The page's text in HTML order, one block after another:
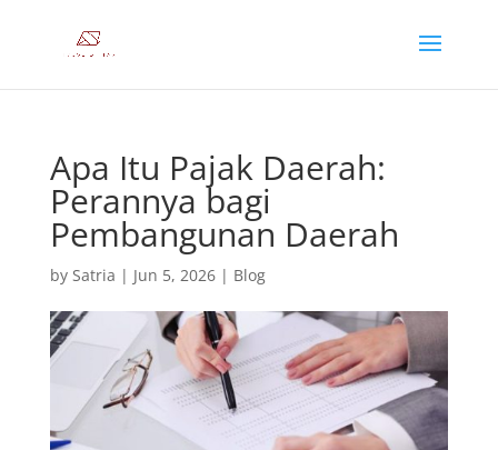
Apa Itu Pajak Daerah:
Perannya bagi
Pembangunan Daerah
by Satria | Jun 5, 2026| Blog